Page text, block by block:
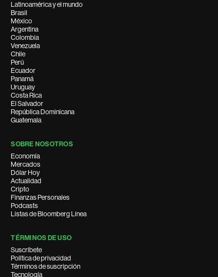
Latinoamérica y el mundo
Brasil
México
Argentina
Colombia
Venezuela
Chile
Perú
Ecuador
Panamá
Uruguay
Costa Rica
El Salvador
República Dominicana
Guatemala
SOBRE NOSOTROS
Economía
Mercados
Dólar Hoy
Actualidad
Cripto
Finanzas Personales
Podcasts
Listas de Bloomberg Línea
TÉRMINOS DE USO
Suscríbete
Política de privacidad
Términos de suscripción
Tecnología